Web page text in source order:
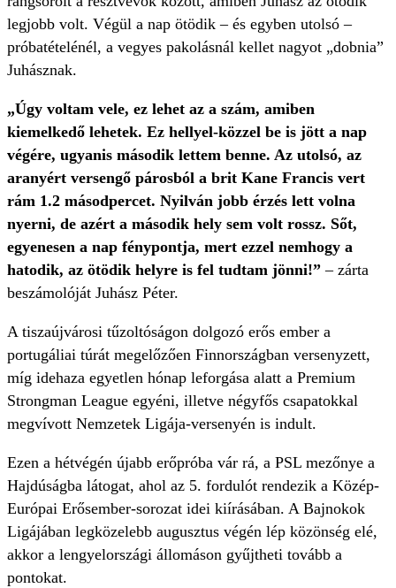
legjobb volt. Végül a nap ötödik – és egyben utolsó –
próbatételénél, a vegyes pakolásnál kellet nagyot „dobnia”
Juhásznak.
„Úgy voltam vele, ez lehet az a szám, amiben
kiemelkedő lehetek. Ez hellyel-közzel be is jött a nap
végére, ugyanis második lettem benne. Az utolsó, az
aranyért versengő párosból a brit Kane Francis vert
rám 1.2 másodpercet. Nyilván jobb érzés lett volna
nyerni, de azért a második hely sem volt rossz. Sőt,
egyenesen a nap fénypontja, mert ezzel nemhogy a
hatodik, az ötödik helyre is fel tudtam jönni!” – zárta
beszámolóját Juhász Péter.
A tiszaújvárosi tűzoltóságon dolgozó erős ember a
portugáliai túrát megelőzően Finnországban versenyzett,
míg idehaza egyetlen hónap leforgása alatt a Premium
Strongman League egyéni, illetve négyfős csapatokkal
megvívott Nemzetek Ligája-versenyén is indult.
Ezen a hétvégén újabb erőpróba vár rá, a PSL mezőnye a
Hajdúságba látogat, ahol az 5. fordulót rendezik a Közép-
Európai Erősember-sorozat idei kiírásában. A Bajnokok
Ligájában legközelebb augusztus végén lép közönség elé,
akkor a lengyelországi állomáson gyűjtheti tovább a
pontokat.